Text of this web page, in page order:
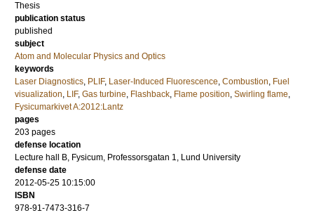
Thesis
publication status
published
subject
Atom and Molecular Physics and Optics
keywords
Laser Diagnostics, PLIF, Laser-Induced Fluorescence, Combustion, Fuel
visualization, LIF, Gas turbine, Flashback, Flame position, Swirling flame,
Fysicumarkivet A:2012:Lantz
pages
203 pages
defense location
Lecture hall B, Fysicum, Professorsgatan 1, Lund University
defense date
2012-05-25 10:15:00
ISBN
978-91-7473-316-7